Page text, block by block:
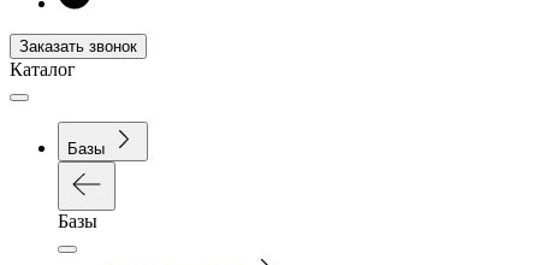
Заказать звонок
Каталог
Базы
Базы